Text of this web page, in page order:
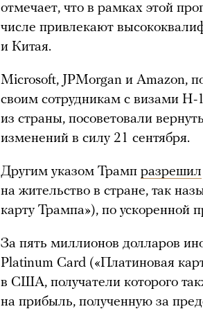
отмечает, что в рамках этой
числе привлекают
и Китая.
Microsoft, JPMorgan и Amazon,
своим сотрудникам с визами
из страны, посоветовали
изменений в силу 21 сентября.
Другим указом Трамп разрешил
на жительство в стране, так
карту Трампа»), по ускоренной
За пять миллионов долларов
Platinum Card («Платиновая
в США, получатели которого
на прибыль, полученную за